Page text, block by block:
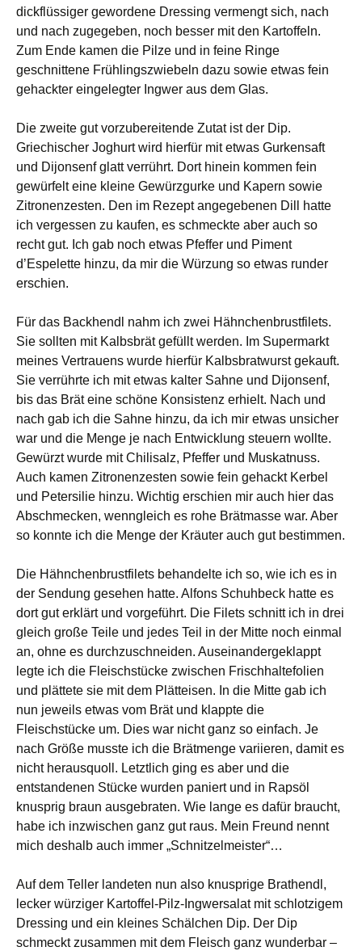
dickflüssiger gewordene Dressing vermengt sich, nach
und nach zugegeben, noch besser mit den Kartoffeln.
Zum Ende kamen die Pilze und in feine Ringe
geschnittene Frühlingszwiebeln dazu sowie etwas fein
gehackter eingelegter Ingwer aus dem Glas.
Die zweite gut vorzubereitende Zutat ist der Dip.
Griechischer Joghurt wird hierfür mit etwas Gurkensaft
und Dijonsenf glatt verrührt. Dort hinein kommen fein
gewürfelt eine kleine Gewürzgurke und Kapern sowie
Zitronenzesten. Den im Rezept angegebenen Dill hatte
ich vergessen zu kaufen, es schmeckte aber auch so
recht gut. Ich gab noch etwas Pfeffer und Piment
d’Espelette hinzu, da mir die Würzung so etwas runder
erschien.
Für das Backhendl nahm ich zwei Hähnchenbrustfilets.
Sie sollten mit Kalbsbrät gefüllt werden. Im Supermarkt
meines Vertrauens wurde hierfür Kalbsbratwurst gekauft.
Sie verrührte ich mit etwas kalter Sahne und Dijonsenf,
bis das Brät eine schöne Konsistenz erhielt. Nach und
nach gab ich die Sahne hinzu, da ich mir etwas unsicher
war und die Menge je nach Entwicklung steuern wollte.
Gewürzt wurde mit Chilisalz, Pfeffer und Muskatnuss.
Auch kamen Zitronenzesten sowie fein gehackt Kerbel
und Petersilie hinzu. Wichtig erschien mir auch hier das
Abschmecken, wenngleich es rohe Brätmasse war. Aber
so konnte ich die Menge der Kräuter auch gut bestimmen.
Die Hähnchenbrustfilets behandelte ich so, wie ich es in
der Sendung gesehen hatte. Alfons Schuhbeck hatte es
dort gut erklärt und vorgeführt. Die Filets schnitt ich in drei
gleich große Teile und jedes Teil in der Mitte noch einmal
an, ohne es durchzuschneiden. Auseinandergeklappt
legte ich die Fleischstücke zwischen Frischhaltefolien
und plättete sie mit dem Plätteisen. In die Mitte gab ich
nun jeweils etwas vom Brät und klappte die
Fleischstücke um. Dies war nicht ganz so einfach. Je
nach Größe musste ich die Brätmenge variieren, damit es
nicht herausquoll. Letztlich ging es aber und die
entstandenen Stücke wurden paniert und in Rapsöl
knusprig braun ausgebraten. Wie lange es dafür braucht,
habe ich inzwischen ganz gut raus. Mein Freund nennt
mich deshalb auch immer „Schnitzelmeister“…
Auf dem Teller landeten nun also knusprige Brathendl,
lecker würziger Kartoffel-Pilz-Ingwersalat mit schlotzigem
Dressing und ein kleines Schälchen Dip. Der Dip
schmeckt zusammen mit dem Fleisch ganz wunderbar –